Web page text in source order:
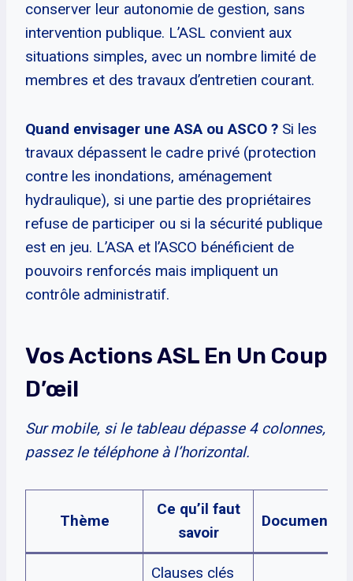
conserver leur autonomie de gestion, sans
intervention publique. L’ASL convient aux
situations simples, avec un nombre limité de
membres et des travaux d’entretien courant.
Quand envisager une ASA ou ASCO ? Si les
travaux dépassent le cadre privé (protection
contre les inondations, aménagement
hydraulique), si une partie des propriétaires
refuse de participer ou si la sécurité publique
est en jeu. L’ASA et l’ASCO bénéficient de
pouvoirs renforcés mais impliquent un
contrôle administratif.
Vos Actions ASL En Un Coup
D’œil
Sur mobile, si le tableau dépasse 4 colonnes,
passez le téléphone à l’horizontal.
Thème
Ce qu’il faut
savoir
Document/
Clauses clés